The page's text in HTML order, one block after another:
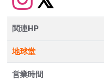
関連HP
地球堂
営業時間